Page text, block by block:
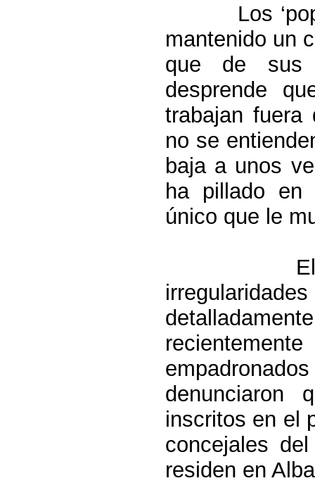
Los
mantenido un
que de sus
desprende
trabajan
no se
baja a unos
ha pillado en
único que le
inscritos en el
concejales
residen en